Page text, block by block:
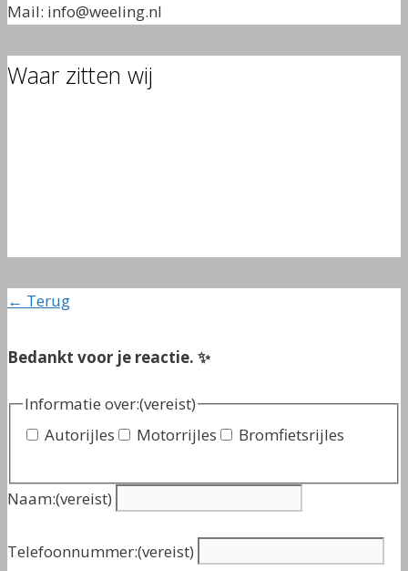
Mail: info@weeling.nl
Waar zitten wij
← Terug
Bedankt voor je reactie. ✨
Informatie over:(vereist)
Autorijles
Motorrijles Bromfietsrijles
Naam:(vereist)
Telefoonnummer:(vereist)